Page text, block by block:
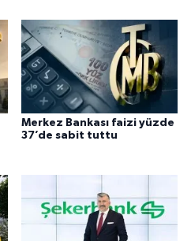
Merkez Bankası faizi yüzde
37’de sabit tuttu